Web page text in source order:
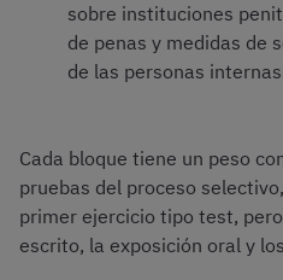
sobre instituciones
de penas y medidas de
de las personas
Cada bloque tiene un peso
pruebas del proceso
primer ejercicio tipo test,
escrito, la exposición oral y